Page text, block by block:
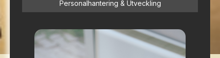
Personalhantering & Utveckling